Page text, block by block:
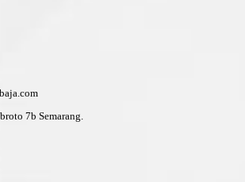
7b Semarang.